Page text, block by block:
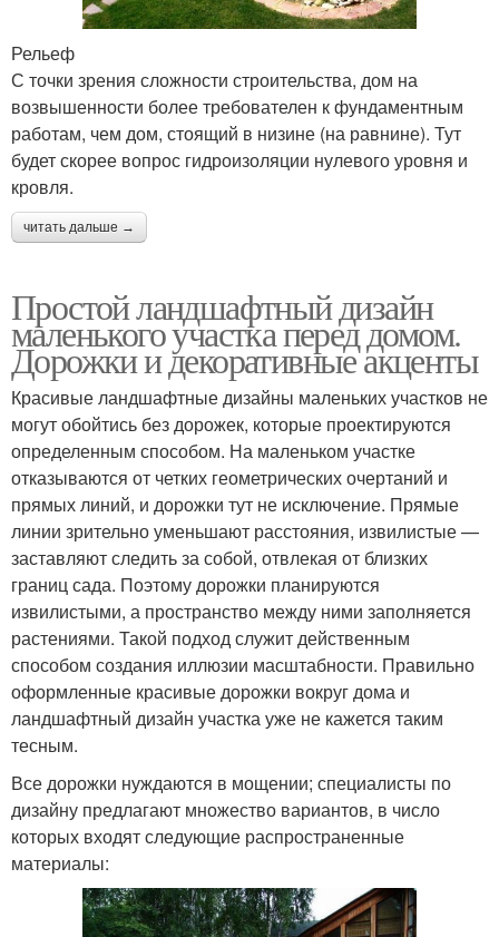
Рельеф
С точки зрения сложности строительства, дом на
возвышенности более требователен к фундаментным
работам, чем дом, стоящий в низине (на равнине). Тут
будет скорее вопрос гидроизоляции нулевого уровня и
кровля.
читать дальше →
Простой ландшафтный дизайн
маленького участка перед домом.
Дорожки и декоративные акценты
Красивые ландшафтные дизайны маленьких участков не
могут обойтись без дорожек, которые проектируются
определенным способом. На маленьком участке
отказываются от четких геометрических очертаний и
прямых линий, и дорожки тут не исключение. Прямые
линии зрительно уменьшают расстояния, извилистые —
заставляют следить за собой, отвлекая от близких
границ сада. Поэтому дорожки планируются
извилистыми, а пространство между ними заполняется
растениями. Такой подход служит действенным
способом создания иллюзии масштабности. Правильно
оформленные красивые дорожки вокруг дома и
ландшафтный дизайн участка уже не кажется таким
тесным.
Все дорожки нуждаются в мощении; специалисты по
дизайну предлагают множество вариантов, в число
которых входят следующие распространенные
материалы: